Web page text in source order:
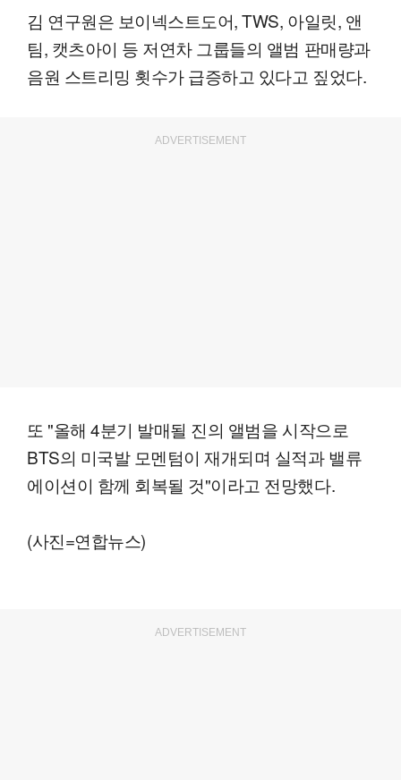
김 연구원은 보이넥스트도어, TWS, 아일릿, 앤
팀, 캣츠아이 등 저연차 그룹들의 앨범 판매량과
음원 스트리밍 횟수가 급증하고 있다고 짚었다.
ADVERTISEMENT
또 "올해 4분기 발매될 진의 앨범을 시작으로
BTS의 미국발 모멘텀이 재개되며 실적과 밸류
에이션이 함께 회복될 것"이라고 전망했다.
(사진=연합뉴스)
ADVERTISEMENT